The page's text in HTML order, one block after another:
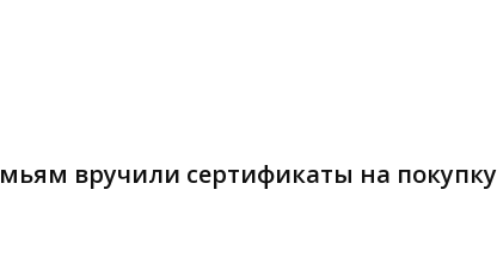
вручили сертификаты на покупку